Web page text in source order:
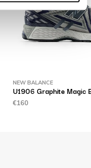
NEW BALANCE
U1906 Graphite Magic
€160